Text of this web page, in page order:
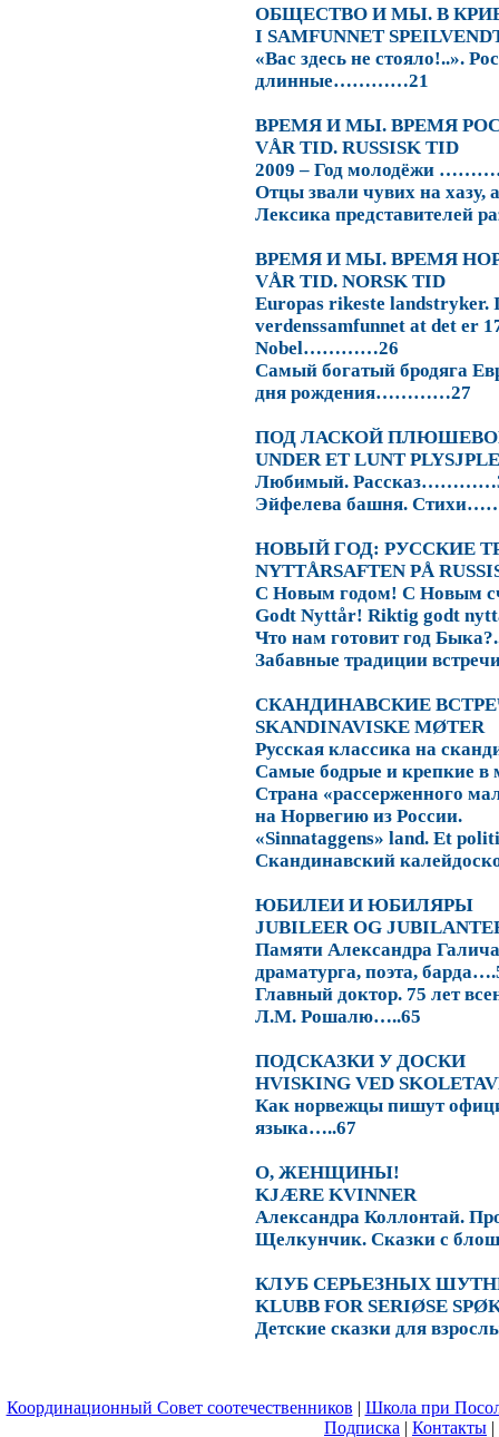
ОБЩЕСТВО И МЫ. В
I SAMFUNNET
«Вас здесь не стояло!..».
длинные…………21
ВРЕМЯ И МЫ. ВРЕМЯ
VÅR TID. RUSSISK TID
2009 – Год молодёжи
Отцы звали чувих на хазу,
Лексика
ВРЕМЯ И МЫ. ВРЕМЯ
VÅR TID. NORSK TID
Europas rikeste
verdenssamfunnet at det er
Nobel…………26
Самый богатый бродяга
дня рождения…………27
ПОД ЛАСКОЙ
UNDER ET LUNT
Любимый.
Эйфелева башня.
НОВЫЙ ГОД: РУССКИЕ
NYTTÅRSAFTEN PÅ
С Новым годом! С Новым
Godt Nyttår! Riktig godt
Что нам готовит год
Забавные традиции
СКАНДИНАВСКИЕ
SKANDINAVISKE MØTER
Русская классика на
Самые бодрые и крепкие
Страна «рассерженного
на Норвегию из России.
«Sinnataggens» land. Et
Скандинавский
ЮБИЛЕИ И ЮБИЛЯРЫ
JUBILEER OG
Памяти Александра
драматурга, поэта,
Главный доктор. 75 лет
Л.М. Рошалю…..65
ПОДСКАЗКИ У ДОСКИ
HVISKING VED
Как норвежцы пишут
языка…..67
О, ЖЕНЩИНЫ!
KJÆRE KVINNER
Александра Коллонтай.
Щелкунчик. Сказки с
КЛУБ СЕРЬЕЗНЫХ
KLUBB FOR SERIØSE
Детские сказки для
Координационный Совет соотечественников | Школа при
Подписка | Контакты |